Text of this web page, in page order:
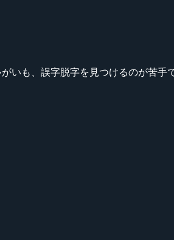
いも、誤字脱字を見つけるのが苦